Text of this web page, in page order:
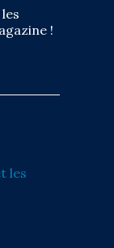
!
les